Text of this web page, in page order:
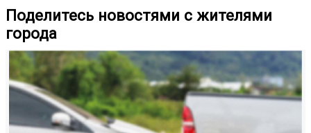
Поделитесь новостями с жителями
города